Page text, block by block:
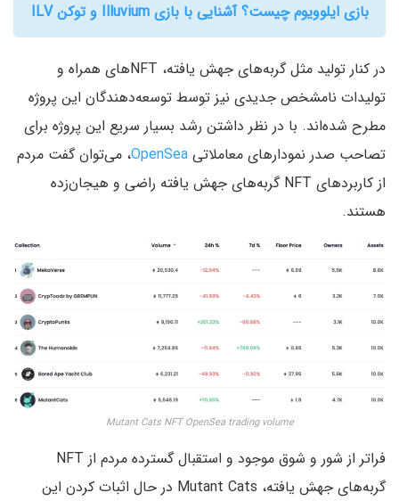
بازی ایلوویوم چیست؟ آشنایی با بازی Illuvium و توکن ILV
در کنار تولید مثل گربه‌های جهش یافته‌، NFT‌های همراه و
تولیدات نامشخص جدیدی نیز توسط توسعه‌دهندگان این پروژه
مطرح شده‌اند. با در نظر داشتن رشد بسیار سریع این پروژه برای
تصاحب صدر نمودار‌های معاملاتی OpenSea‌، می‌توان گفت مردم
از کاربردهای NFT گربه‌های جهش یافته راضی و هیجان‌زده
هستند.
Mutant Cats NFT OpenSea trading volume
فراتر از شور و شوق موجود و استقبال گسترده مردم از NFT
گربه‌های جهش یافته‌، Mutant Cats در حال اثبات کردن این